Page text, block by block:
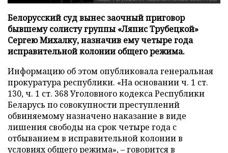
Белорусский суд вынес заочный приговор
бывшему солисту группы «Ляпис Трубецкой»
Сергею Михалку, назначив ему четыре года
исправительной колонии общего режима.
Информацию об этом опубликовала генеральная
прокуратура республики. «На основании ч. 1 ст.
130, ч. 1 ст. 368 Уголовного кодекса Республики
Беларусь по совокупности преступлений
обвиняемому назначено наказание в виде
лишения свободы на срок четыре года с
отбыванием в исправительной колонии в
условиях общего режима», – говорится в